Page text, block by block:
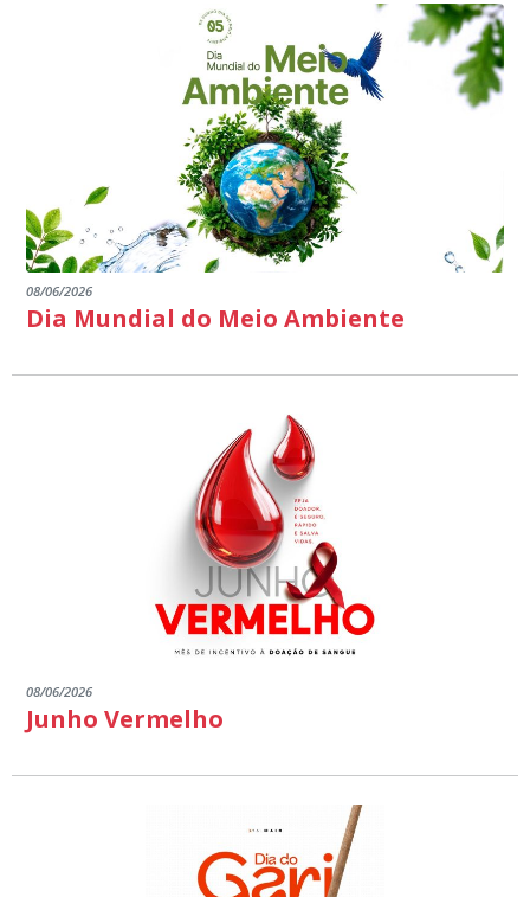
08/06/2026
Dia Mundial do Meio Ambiente
08/06/2026
Junho Vermelho